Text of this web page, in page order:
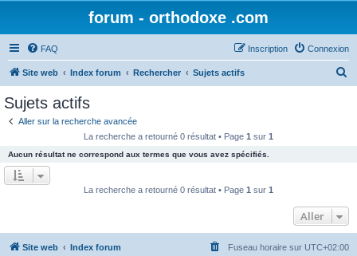
forum - orthodoxe .com
FAQ Connexion
Inscription
Site web Index forum Rechercher Sujets actifs
e
r
Sujets actifs
Aller sur la recherche avancée
La recherche a retourné 0 résultat • Page 1 sur 1
Aucun résultat ne correspond aux termes que vous avez spécifiés.
La recherche a retourné 0 résultat • Page 1 sur 1
Aller
Site web Index forum Fuseau horaire sur UTC+02:00